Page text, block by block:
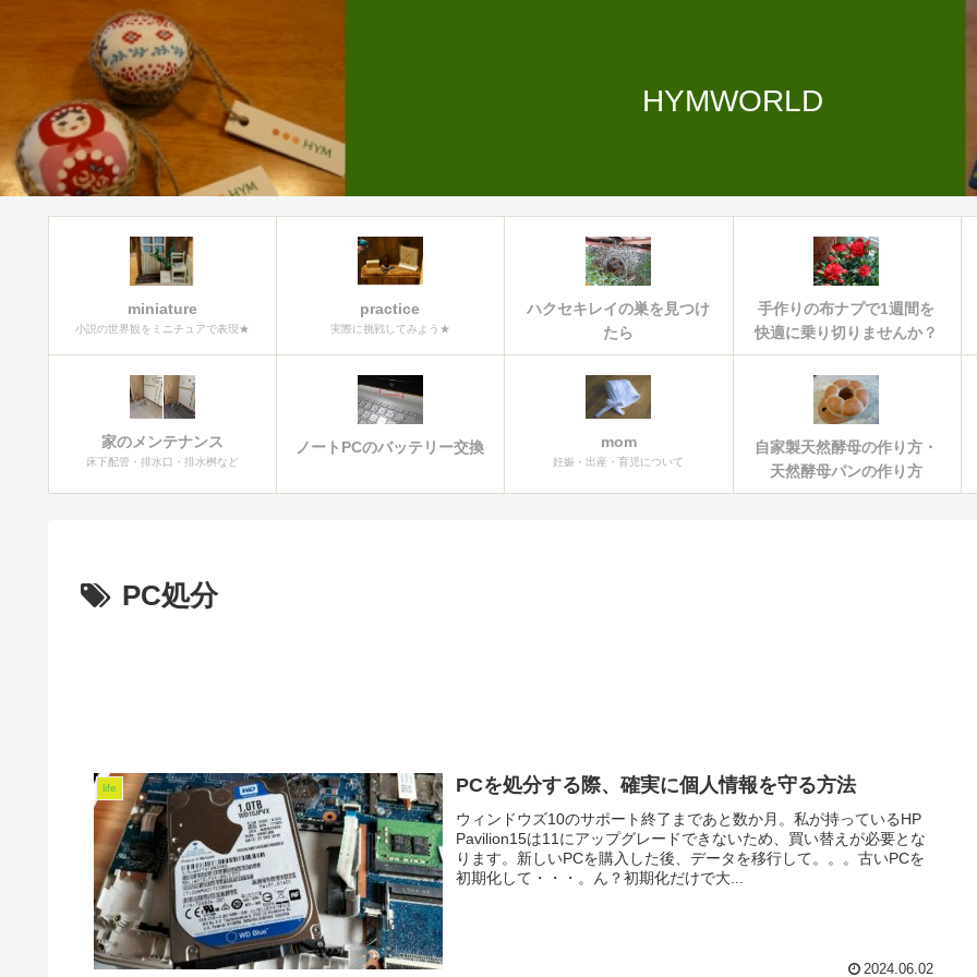
HYMWORLD
miniature
小説の世界観をミニチュアで表現★
practice
実際に挑戦してみよう★
ハクセキレイの巣を見つけ
たら
手作りの布ナプで1週間を
快適に乗り切りませんか？
家のメンテナンス
床下配管・排水口・排水桝など
ノートPCのバッテリー交換 mom
妊娠・出産・育児について
自家製天然酵母の作り方・
天然酵母パンの作り方
PC処分
life PCを処分する際、確実に個人情報を守る方法
ウィンドウズ10のサポート終了まであと数か月。私が持っているHP
Pavilion15は11にアップグレードできないため、買い替えが必要とな
ります。新しいPCを購入した後、データを移行して。。。古いPCを
初期化して・・・。ん？初期化だけで大...
2024.06.02